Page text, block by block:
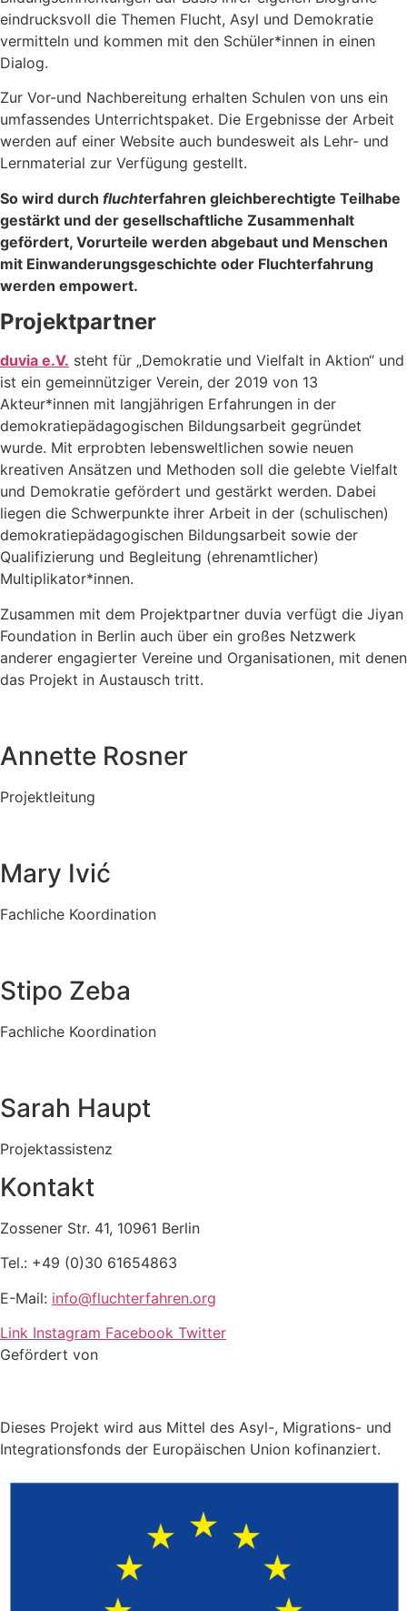
eindrucksvoll die Themen Flucht, Asyl und Demokratie
vermitteln und kommen mit den Schüler*innen in einen
Dialog.
Zur Vor-und Nachbereitung erhalten Schulen von uns ein
umfassendes Unterrichtspaket. Die Ergebnisse der Arbeit
werden auf einer Website auch bundesweit als Lehr- und
Lernmaterial zur Verfügung gestellt.
So wird durch fluchterfahren gleichberechtigte Teilhabe
gestärkt und der gesellschaftliche Zusammenhalt
gefördert, Vorurteile werden abgebaut und Menschen
mit Einwanderungsgeschichte oder Fluchterfahrung
werden empowert.
Projektpartner
duvia e.V. steht für „Demokratie und Vielfalt in Aktion“ und
ist ein gemeinnütziger Verein, der 2019 von 13
Akteur*innen mit langjährigen Erfahrungen in der
demokratiepädagogischen Bildungsarbeit gegründet
wurde. Mit erprobten lebensweltlichen sowie neuen
kreativen Ansätzen und Methoden soll die gelebte Vielfalt
und Demokratie gefördert und gestärkt werden. Dabei
liegen die Schwerpunkte ihrer Arbeit in der (schulischen)
demokratiepädagogischen Bildungsarbeit sowie der
Qualifizierung und Begleitung (ehrenamtlicher)
Multiplikator*innen.
Zusammen mit dem Projektpartner duvia verfügt die Jiyan
Foundation in Berlin auch über ein großes Netzwerk
anderer engagierter Vereine und Organisationen, mit denen
das Projekt in Austausch tritt.
Annette Rosner
Projektleitung
Mary Ivić
Fachliche Koordination
Stipo Zeba
Fachliche Koordination
Sarah Haupt
Projektassistenz
Kontakt
Zossener Str. 41, 10961 Berlin
Tel.: +49 (0)30 61654863
E-Mail: info@fluchterfahren.org
Link Instagram Facebook Twitter
Gefördert von
Dieses Projekt wird aus Mittel des Asyl-, Migrations- und
Integrationsfonds der Europäischen Union kofinanziert.